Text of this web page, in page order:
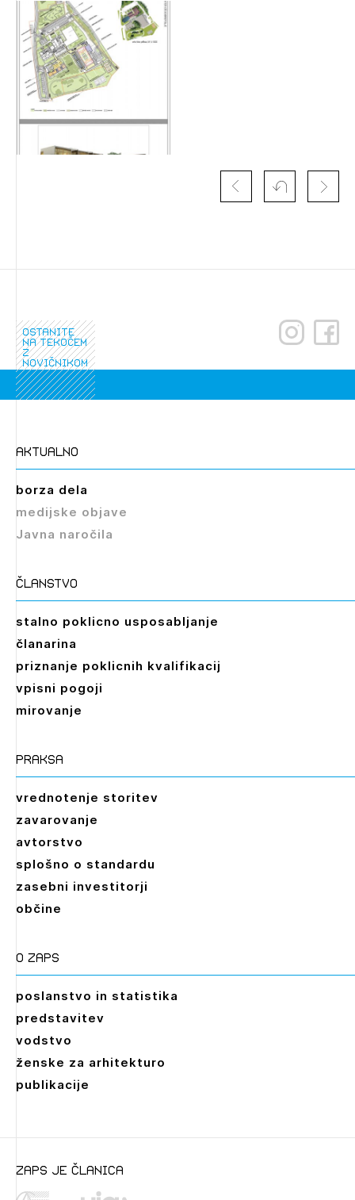
registriranim uporabnikom. Da lahko do nje
dostopate, se je potrebno prijaviti.
PRIJAVITE SE
ostanite
na tekočem
z
novičnikom
aktualno
borza dela
medijske objave
Javna naročila
članstvo
stalno poklicno usposabljanje
članarina
priznanje poklicnih kvalifikacij
vpisni pogoji
mirovanje
praksa
vrednotenje storitev
zavarovanje
avtorstvo
splošno o standardu
zasebni investitorji
občine
O zaps
poslanstvo in statistika
predstavitev
vodstvo
ženske za arhitekturo
publikacije
zaps je članica